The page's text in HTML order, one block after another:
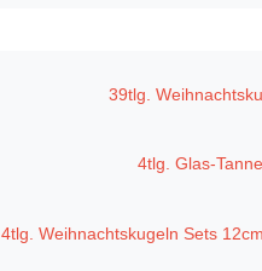
39tlg.
4tlg. Glas-
4tlg. Weihnachtskugeln Sets